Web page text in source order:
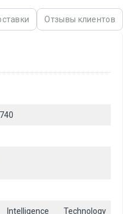
Отзывы клиентов
Technology